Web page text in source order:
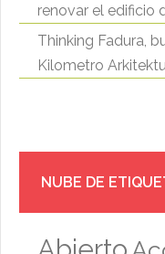
renovar el edificio
Thinking Fadura,
Kilometro
NUBE DE